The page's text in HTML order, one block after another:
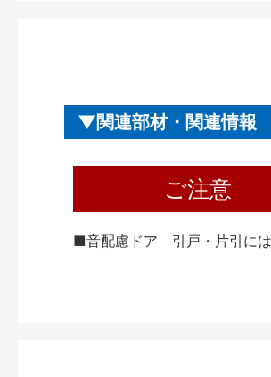
関連部材・関連情報
ご注意
■音配慮ドア 引戸・片引には